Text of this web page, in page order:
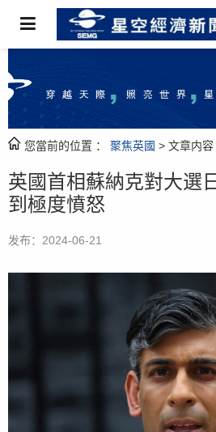
您當前的位置 ： 聚焦英國 > 文章内容
英國首相蘇納克對大選
到極度憤怒
发布：2024-06-21